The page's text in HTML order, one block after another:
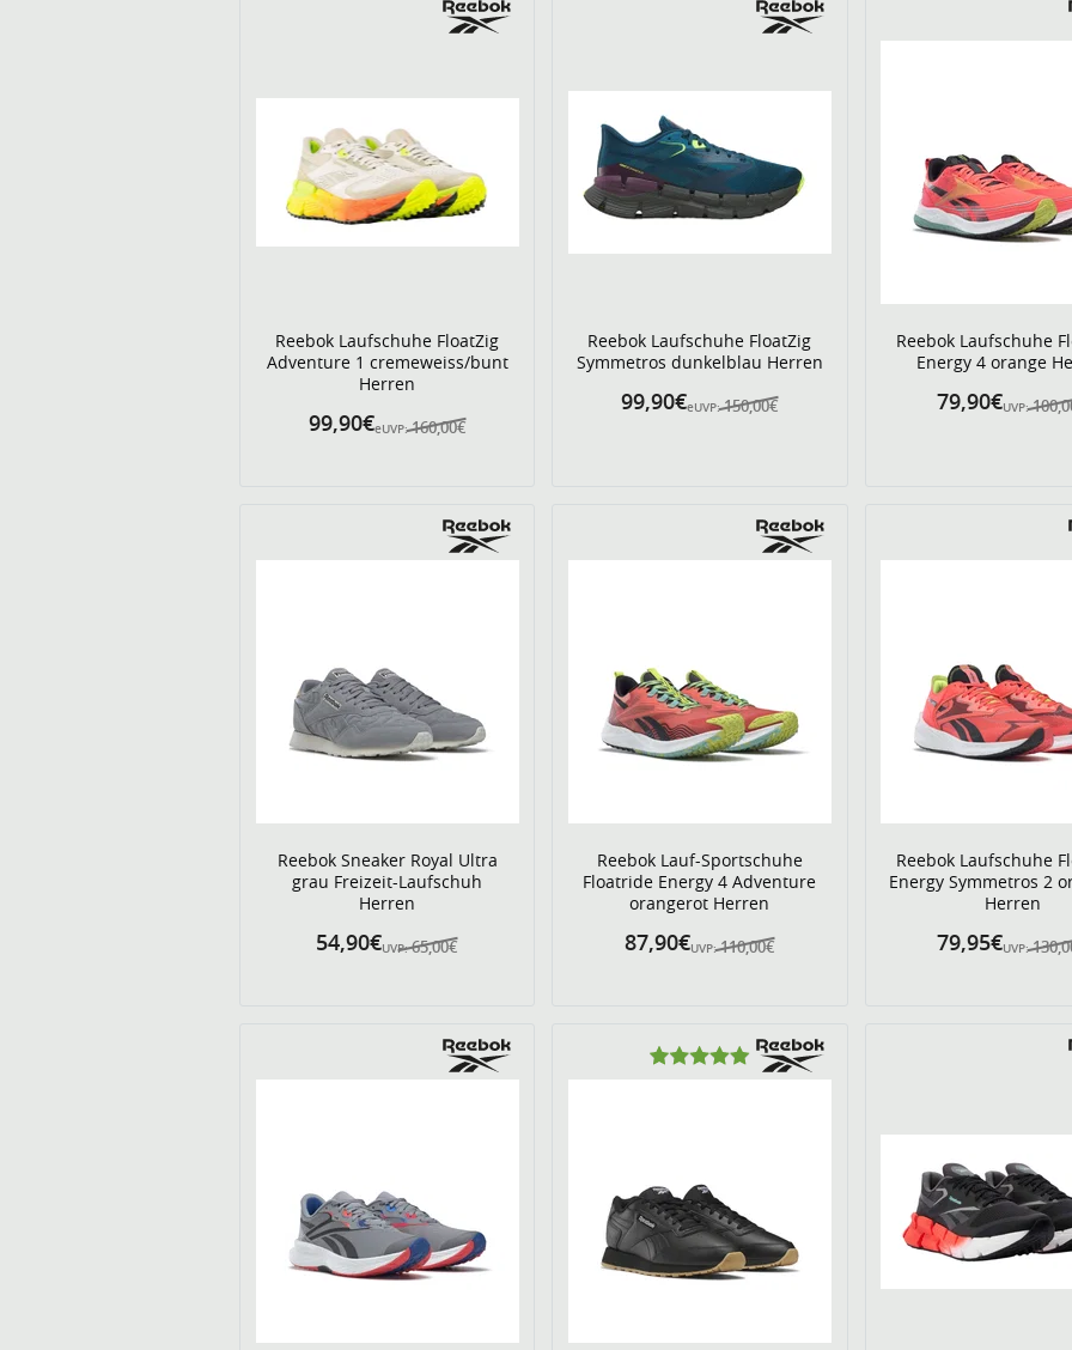
Reebok Laufschuhe FloatZig
Adventure 1 cremeweiss/bunt
Herren
eUVP: 160,00€
99,90€
Reebok Laufschuhe FloatZig
Symmetros dunkelblau Herren
eUVP: 150,00€
99,90€
Reebok Laufschuhe
Energy 4 orange
UVP:
79,90€
Reebok Sneaker Royal Ultra
grau Freizeit-Laufschuh
Herren
UVP: 65,00€
54,90€
Reebok Lauf-Sportschuhe
Floatride Energy 4 Adventure
orangerot Herren
UVP: 110,00€
87,90€
Reebok Laufschuhe
Energy Symmetros 2
Herren
UVP:
79,95€